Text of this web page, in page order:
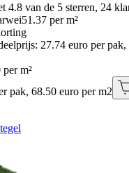
4.8 van de 5 sterren, 24
51.37 per m²
27.74 euro per pak,
m²
pak, 68.50 euro per m2